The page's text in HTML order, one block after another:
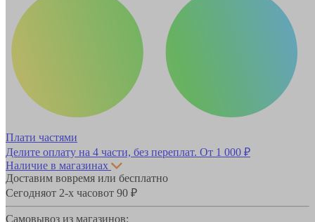
Плати частями
Делите оплату на 4 части, без переплат. От 1 000 ₽
Наличие в магазинах
Доставим вовремя или бесплатно
Сегодняот 2-х часовот 90 ₽
Самовывоз из магазинов: